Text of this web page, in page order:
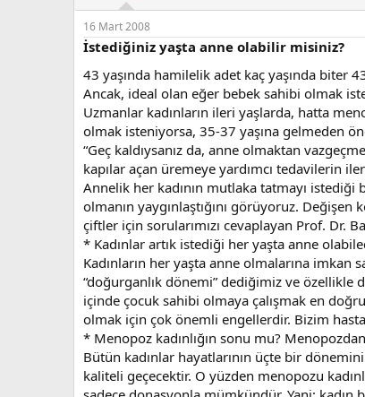
a
ş
l
a
t
a
n
ç
a
r
i
h
16 Mart 2008
İstediğiniz yaşta anne olabilir misiniz?
43 yaşında hamilelik adet kaç yaşında biter
Ancak, ideal olan eğer bebek sahibi olmak
Uzmanlar kadınların ileri yaşlarda, hatta
olmak isteniyorsa, 35-37 yaşına gelmeden
“Geç kaldıysanız da, anne olmaktan
kapılar açan üremeye yardımcı tedavilerin
Annelik her kadının mutlaka tatmayı
olmanın yaygınlaştığını görüyoruz.
çiftler için sorularımızı cevaplayan Prof. Dr.
* Kadınlar artık istediği her yaşta anne
Kadınların her yaşta anne olmalarına imkan
“doğurganlık dönemi” dediğimiz ve özellikle
içinde çocuk sahibi olmaya çalışmak en
olmak için çok önemli engellerdir. Bizim
* Menopoz kadınlığın sonu mu?
Bütün kadınlar hayatlarının üçte bir
kaliteli geçecektir. O yüzden menopozu